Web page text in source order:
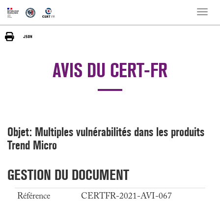
Toggle
AVIS DU CERT-FR
Objet: Multiples vulnérabilités dans les produits
Trend Micro
GESTION DU DOCUMENT
Référence
CERTFR-2021-AVI-067